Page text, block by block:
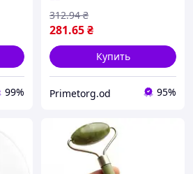
99%
281.65₴
312.94 ₴
Купить
Primetorg.od 95%